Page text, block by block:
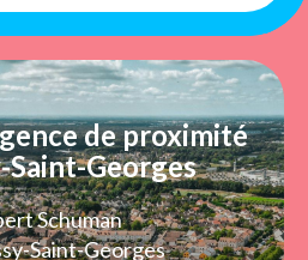
de proximité
Saint-Georges
Schuman
Saint-Georges